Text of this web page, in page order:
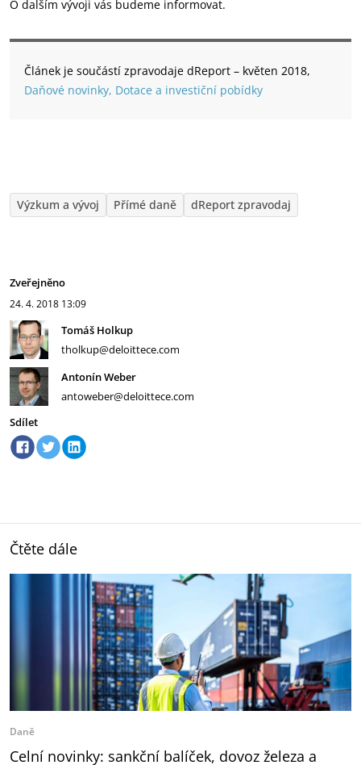
O dalším vývoji vás budeme informovat.
Článek je součástí zpravodaje dReport – květen 2018,
Daňové novinky, Dotace a investiční pobídky
Výzkum a vývoj Přímé daně dReport zpravodaj
Zveřejněno
24. 4. 2018 13:09
Tomáš Holkup
tholkup@deloittece.com
Antonín Weber
antoweber@deloittece.com
Sdílet
Čtěte dále
Daně
Celní novinky: sankční balíček, dovoz železa a